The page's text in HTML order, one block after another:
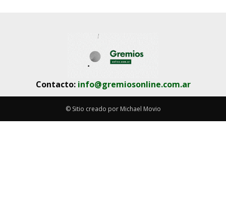
Contacto: info@gremiosonline.com.ar
© Sitio creado por Michael Movio